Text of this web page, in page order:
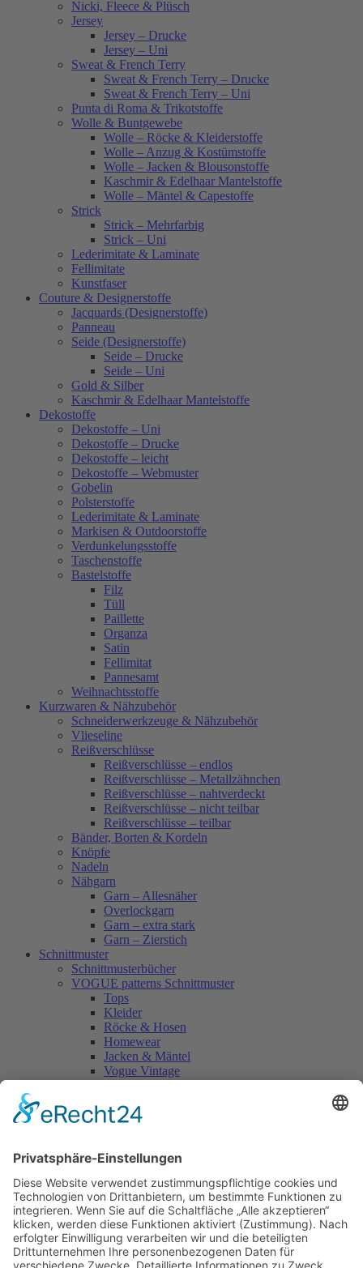
Nicki, Fleece & Plüsch
Jersey
Jersey – Drucke
Jersey – Uni
Sweat & French Terry
Sweat & French Terry – Drucke
Sweat & French Terry – Uni
Punta di Roma & Trikotstoffe
Wolle & Buntgewebe
Wolle – Röcke & Kleiderstoffe
Wolle – Anzug & Kostümstoffe
Wolle – Jacken & Blousonstoffe
Kaschmir & Edelhaar Mantelstoffe
Wolle – Mäntel & Capestoffe
Strick
Strick – Mehrfarbig
Strick – Uni
Lederimitate & Laminate
Fellimitate
Kunstfaser
Couture & Designerstoffe
Jacquards (Designerstoffe)
Panneau
Seide (Designerstoffe)
Seide – Drucke
Seide – Uni
Gold & Silber
Kaschmir & Edelhaar Mantelstoffe
Dekostoffe
Dekostoffe – Uni
Dekostoffe – Drucke
Dekostoffe – leicht
Dekostoffe – Webmuster
Gobelin
Polsterstoffe
Lederimitate & Laminate
Markisen & Outdoorstoffe
Verdunkelungsstoffe
Taschenstoffe
Bastelstoffe
Filz
Tüll
Paillette
Organza
Satin
Fellimitat
Pannesamt
Weihnachtsstoffe
Kurzwaren & Nähzubehör
Schneiderwerkzeuge & Nähzubehör
Vlieseline
Reißverschlüsse
Reißverschlüsse – endlos
Reißverschlüsse – Metallzähnchen
Reißverschlüsse – nahtverdeckt
Reißverschlüsse – nicht teilbar
Reißverschlüsse – teilbar
Bänder, Borten & Kordeln
Knöpfe
Nadeln
Nähgarn
Garn – Allesnäher
Overlockgarn
Garn – extra stark
Garn – Zierstich
Schnittmuster
Schnittmusterbücher
VOGUE patterns Schnittmuster
Tops
Kleider
Röcke & Hosen
Homewear
Jacken & Mäntel
Vogue Vintage
Accessoires
Kleider
Homewear
Jacken & Mäntel
Curvy
Herren
Kids
Burda Fantasy